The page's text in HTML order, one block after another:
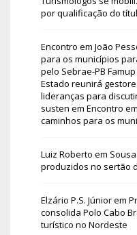
por qualificação do
Encontro em João
para os municípios
pelo Sebrae-PB
Estado reunirá
lideranças para
susten em Encontro
caminhos para os
Luiz Roberto em
produzidos no sertão
Elzário P.S. Júniorem
consolida Polo Cabo
turístico no Nordeste